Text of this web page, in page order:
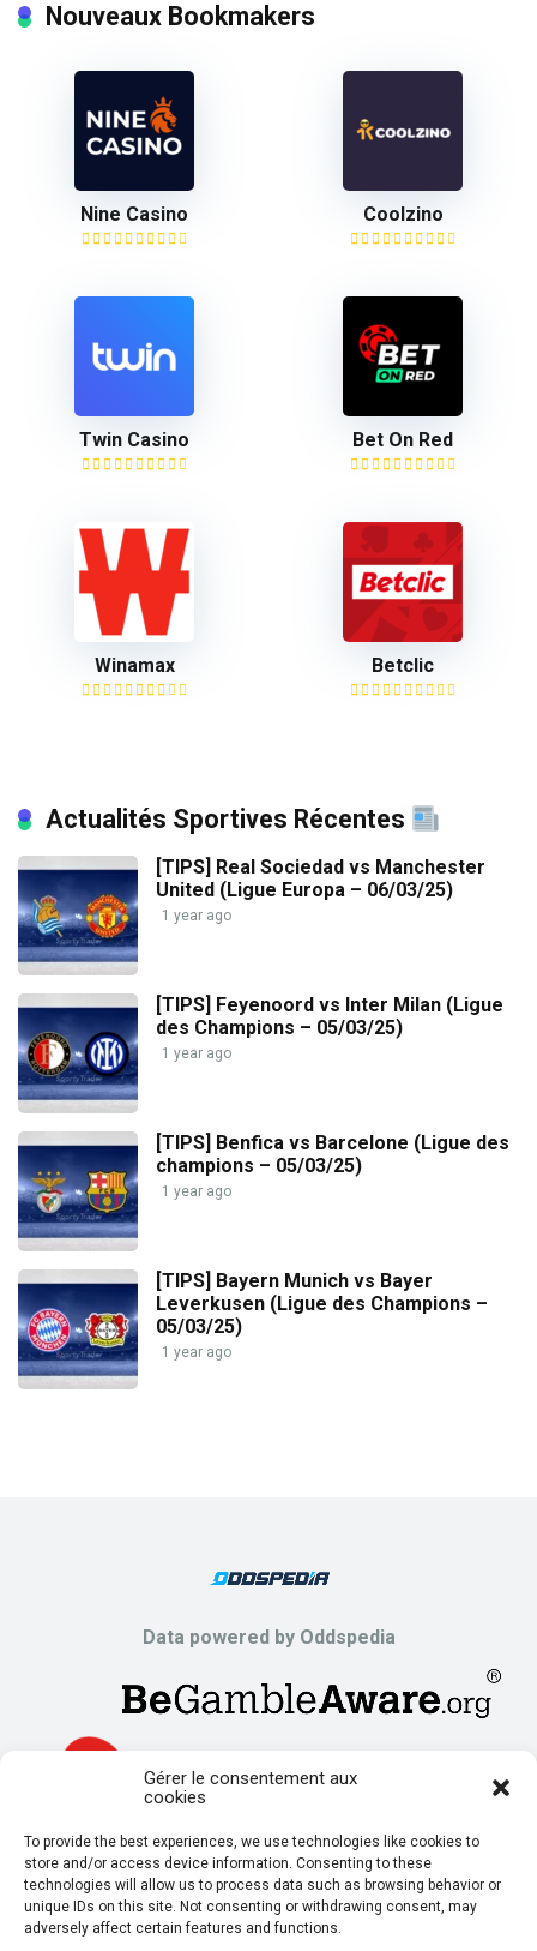
Gérer le consentement aux
cookies
To provide the best experiences, we use technologies like cookies to
store and/or access device information. Consenting to these
technologies will allow us to process data such as browsing behavior or
unique IDs on this site. Not consenting or withdrawing consent, may
adversely affect certain features and functions.
Nouveaux Bookmakers
Nine Casino Coolzino
Twin Casino Bet On Red
Winamax Betclic
Actualités Sportives Récentes
[TIPS] Real Sociedad vs Manchester
United (Ligue Europa – 06/03/25)
1 year ago
[TIPS] Feyenoord vs Inter Milan (Ligue
des Champions – 05/03/25)
1 year ago
[TIPS] Benfica vs Barcelone (Ligue des
champions – 05/03/25)
1 year ago
[TIPS] Bayern Munich vs Bayer
Leverkusen (Ligue des Champions –
05/03/25)
1 year ago
Data powered by Oddspedia